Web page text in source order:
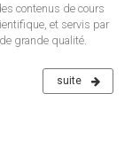
contenus de cours
et servis par
grande qualité.
suite